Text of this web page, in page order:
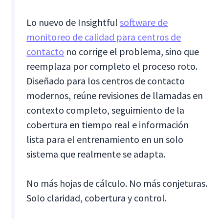
Lo nuevo de Insightfulsoftware de
monitoreo de calidad para centros de
contacto no corrige el problema, sino que
reemplaza por completo el proceso roto.
Diseñado para los centros de contacto
modernos, reúne revisiones de llamadas en
contexto completo, seguimiento de la
cobertura en tiempo real e información
lista para el entrenamiento en un solo
sistema que realmente se adapta.
No más hojas de cálculo. No más conjeturas.
Solo claridad, cobertura y control.